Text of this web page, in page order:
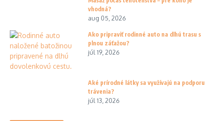
vhodná?
aug 05, 2026
Ako pripraviť rodinné auto na dlhú trasu s
plnou záťažou?
júl 19, 2026
Aké prírodné látky sa využívajú na podporu
trávenia?
júl 13, 2026